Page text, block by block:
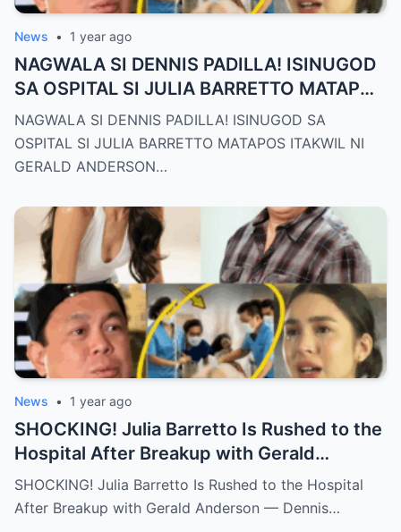
News • 1 year ago
NAGWALA SI DENNIS PADILLA! ISINUGOD
SA OSPITAL SI JULIA BARRETTO MATAPOS
ITAKWIL NI GERALD ANDERSON
NAGWALA SI DENNIS PADILLA! ISINUGOD SA
OSPITAL SI JULIA BARRETTO MATAPOS ITAKWIL NI
GERALD ANDERSON…
News • 1 year ago
SHOCKING! Julia Barretto Is Rushed to the
Hospital After Breakup with Gerald
Anderson — Dennis Padilla Finally Breaks
His Silence!
SHOCKING! Julia Barretto Is Rushed to the Hospital
After Breakup with Gerald Anderson — Dennis…